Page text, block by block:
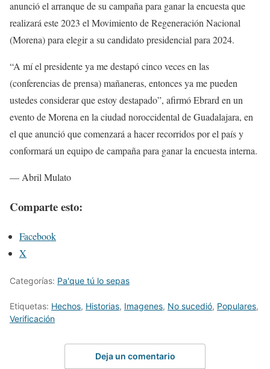
anunció el arranque de su campaña para ganar la encuesta que
realizará este 2023 el Movimiento de Regeneración Nacional
(Morena) para elegir a su candidato presidencial para 2024.
“A mí el presidente ya me destapó cinco veces en las
(conferencias de prensa) mañaneras, entonces ya me pueden
ustedes considerar que estoy destapado”, afirmó Ebrard en un
evento de Morena en la ciudad noroccidental de Guadalajara, en
el que anunció que comenzará a hacer recorridos por el país y
conformará un equipo de campaña para ganar la encuesta interna.
— Abril Mulato
Comparte esto:
Facebook
X
Categorías: Pa'que tú lo sepas
Etiquetas: Hechos, Historias, Imagenes, No sucedió, Populares,
Verificación
Deja un comentario